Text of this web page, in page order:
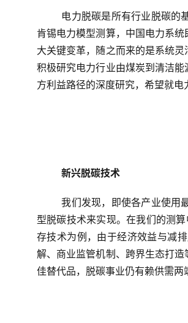
电力脱碳是所有行业脱碳的
肯锡电力模型测算，中国电力系
大关键变革，随之而来的是系统
积极研究电力行业由煤炭到清洁
方利益路径的深度研究，希望就
新兴脱碳技术
我们发现，即使各产业使用
型脱碳技术来实现。在我们的测
存技术为例，由于经济效益与减
解、商业监管机制、跨界生态打
佳替代品，脱碳事业仍有赖供需两